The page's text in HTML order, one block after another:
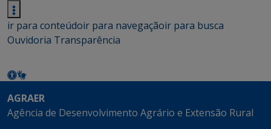
ir para conteúdoir para navegaçãoir para busca
Ouvidoria Transparência
AGRAER
Agência de Desenvolvimento Agrário e Extensão Rural